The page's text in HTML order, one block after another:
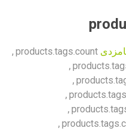
products.tags.count
,
,
,
,
,
,